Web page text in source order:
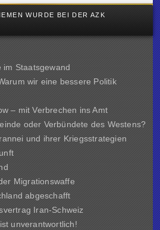
WURDE BEI DER AZK
im Staatsgewand
wir eine bessere Politik
– mit Verbrechen ins Amt
oder Verbündete des Westens?
und ihrer Kriegsstrategien
Migrationswaffe
abgeschafft
Iran-Schweiz
unverantwortlich!